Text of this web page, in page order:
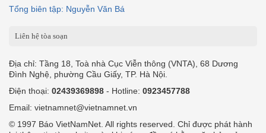
Tổng biên tập: Nguyễn Văn Bá
Liên hệ tòa soạn
Địa chỉ: Tầng 18, Toà nhà Cục Viễn thông (VNTA), 68 Dương
Đình Nghệ, phường Cầu Giấy, TP. Hà Nội.
Điện thoại: 02439369898 - Hotline: 0923457788
Email: vietnamnet@vietnamnet.vn
© 1997 Báo VietNamNet. All rights reserved. Chỉ được phát hành